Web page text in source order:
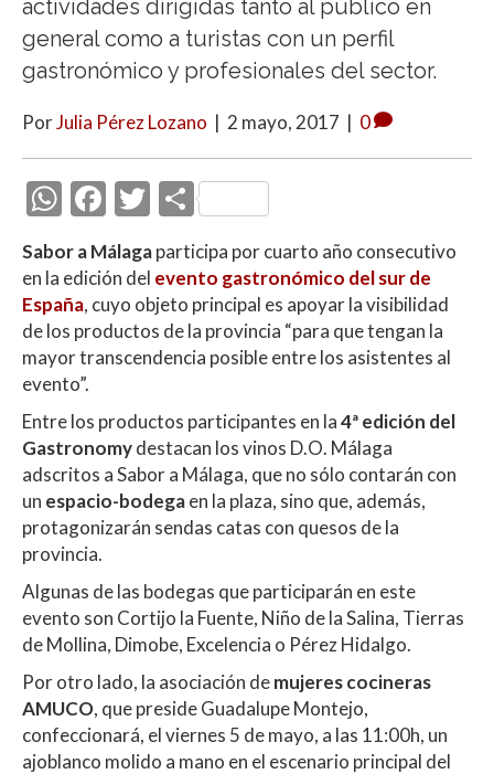
actividades dirigidas tanto al público en
general como a turistas con un perfil
gastronómico y profesionales del sector.
PorJulia Pérez Lozano | 2 mayo, 2017 | 0
W
at
s
A
p
p
F
ac
e
b
o
o
k
T
itt
er
C
o
m
p
ar
ti
r
Sabor a Málagaparticipa por cuarto año consecutivo
en la edición del evento gastronómico del sur de
España, cuyo objeto principal es apoyar la visibilidad
de los productos de la provincia “para que tengan la
mayor transcendencia posible entre los asistentes al
evento”.
Entre los productos participantes en la4ª edición del
Gastronomydestacan los vinos D.O. Málaga
adscritos a Sabor a Málaga, que no sólo contarán con
un espacio-bodegaen la plaza, sino que, además,
protagonizarán sendas catas con quesos de la
provincia.
Algunas de las bodegas que participarán en este
evento son Cortijo la Fuente, Niño de la Salina, Tierras
de Mollina, Dimobe, Excelencia o Pérez Hidalgo.
Por otro lado, la asociación demujeres cocineras
AMUCO, que preside Guadalupe Montejo,
confeccionará, el viernes 5 de mayo, a las 11:00h, un
ajoblanco molido a mano en el escenario principal del